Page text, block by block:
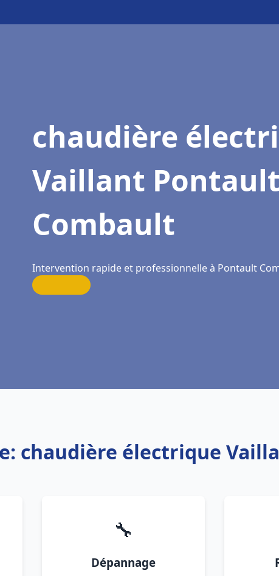
chaudière
Vaillant Pontault
Combault
Intervention rapide et professionnelle à Pontault
chaudière électrique
🔧
Dépannage